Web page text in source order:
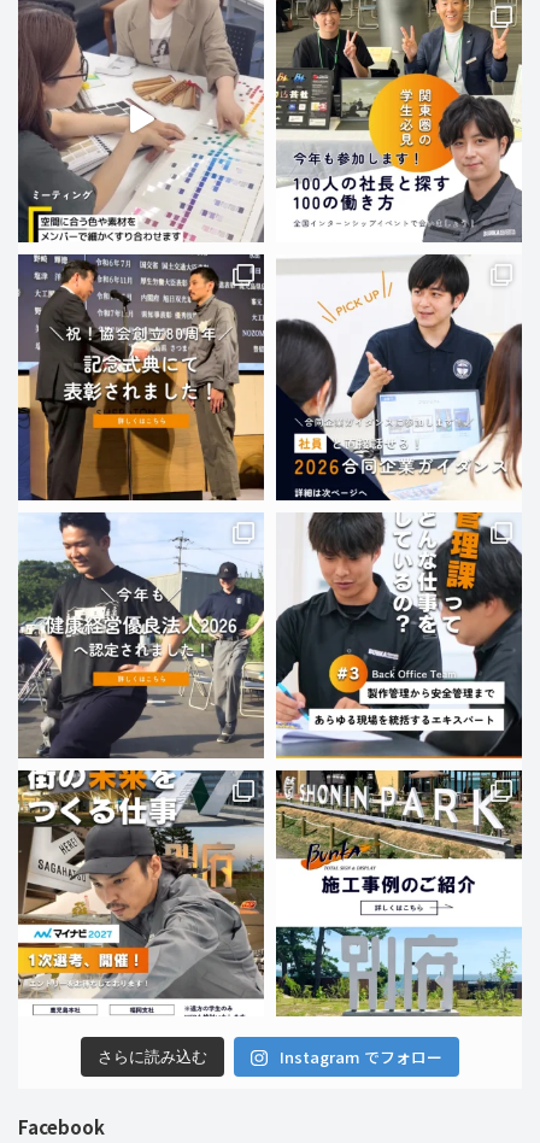
さらに読み込む Instagram でフォロー
Facebook